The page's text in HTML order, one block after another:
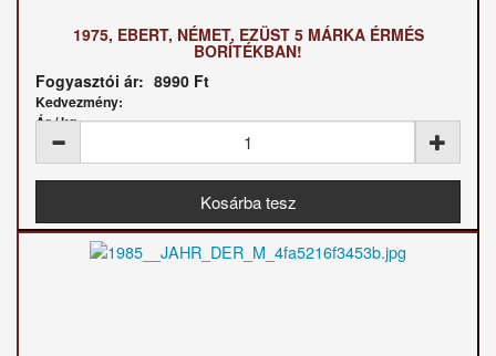
1975, EBERT, NÉMET, EZÜST 5 MÁRKA ÉRMÉS
BORÍTÉKBAN!
Fogyasztói ár: 8990 Ft
Kedvezmény:
Ár / kg: